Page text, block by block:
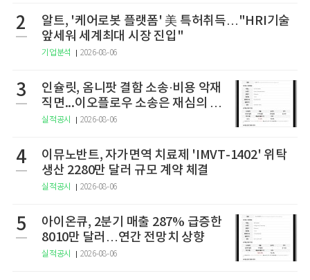
2
알트, '케어로봇 플랫폼' 美 특허취득…"HRI기술
앞세워 세계최대 시장 진입"
기업분석 2026-08-06
3
인슐릿, 옴니팟 결함 소송·비용 악재
직면...이오플로우 소송은 재심의 청
구
실적공시 2026-08-06
4
이뮤노반트, 자가면역 치료제 'IMVT-1402' 위탁
생산 2280만 달러 규모 계약 체결
실적공시 2026-08-06
5
아이온큐, 2분기 매출 287% 급증한
8010만 달러…연간 전망치 상향
실적공시 2026-08-06